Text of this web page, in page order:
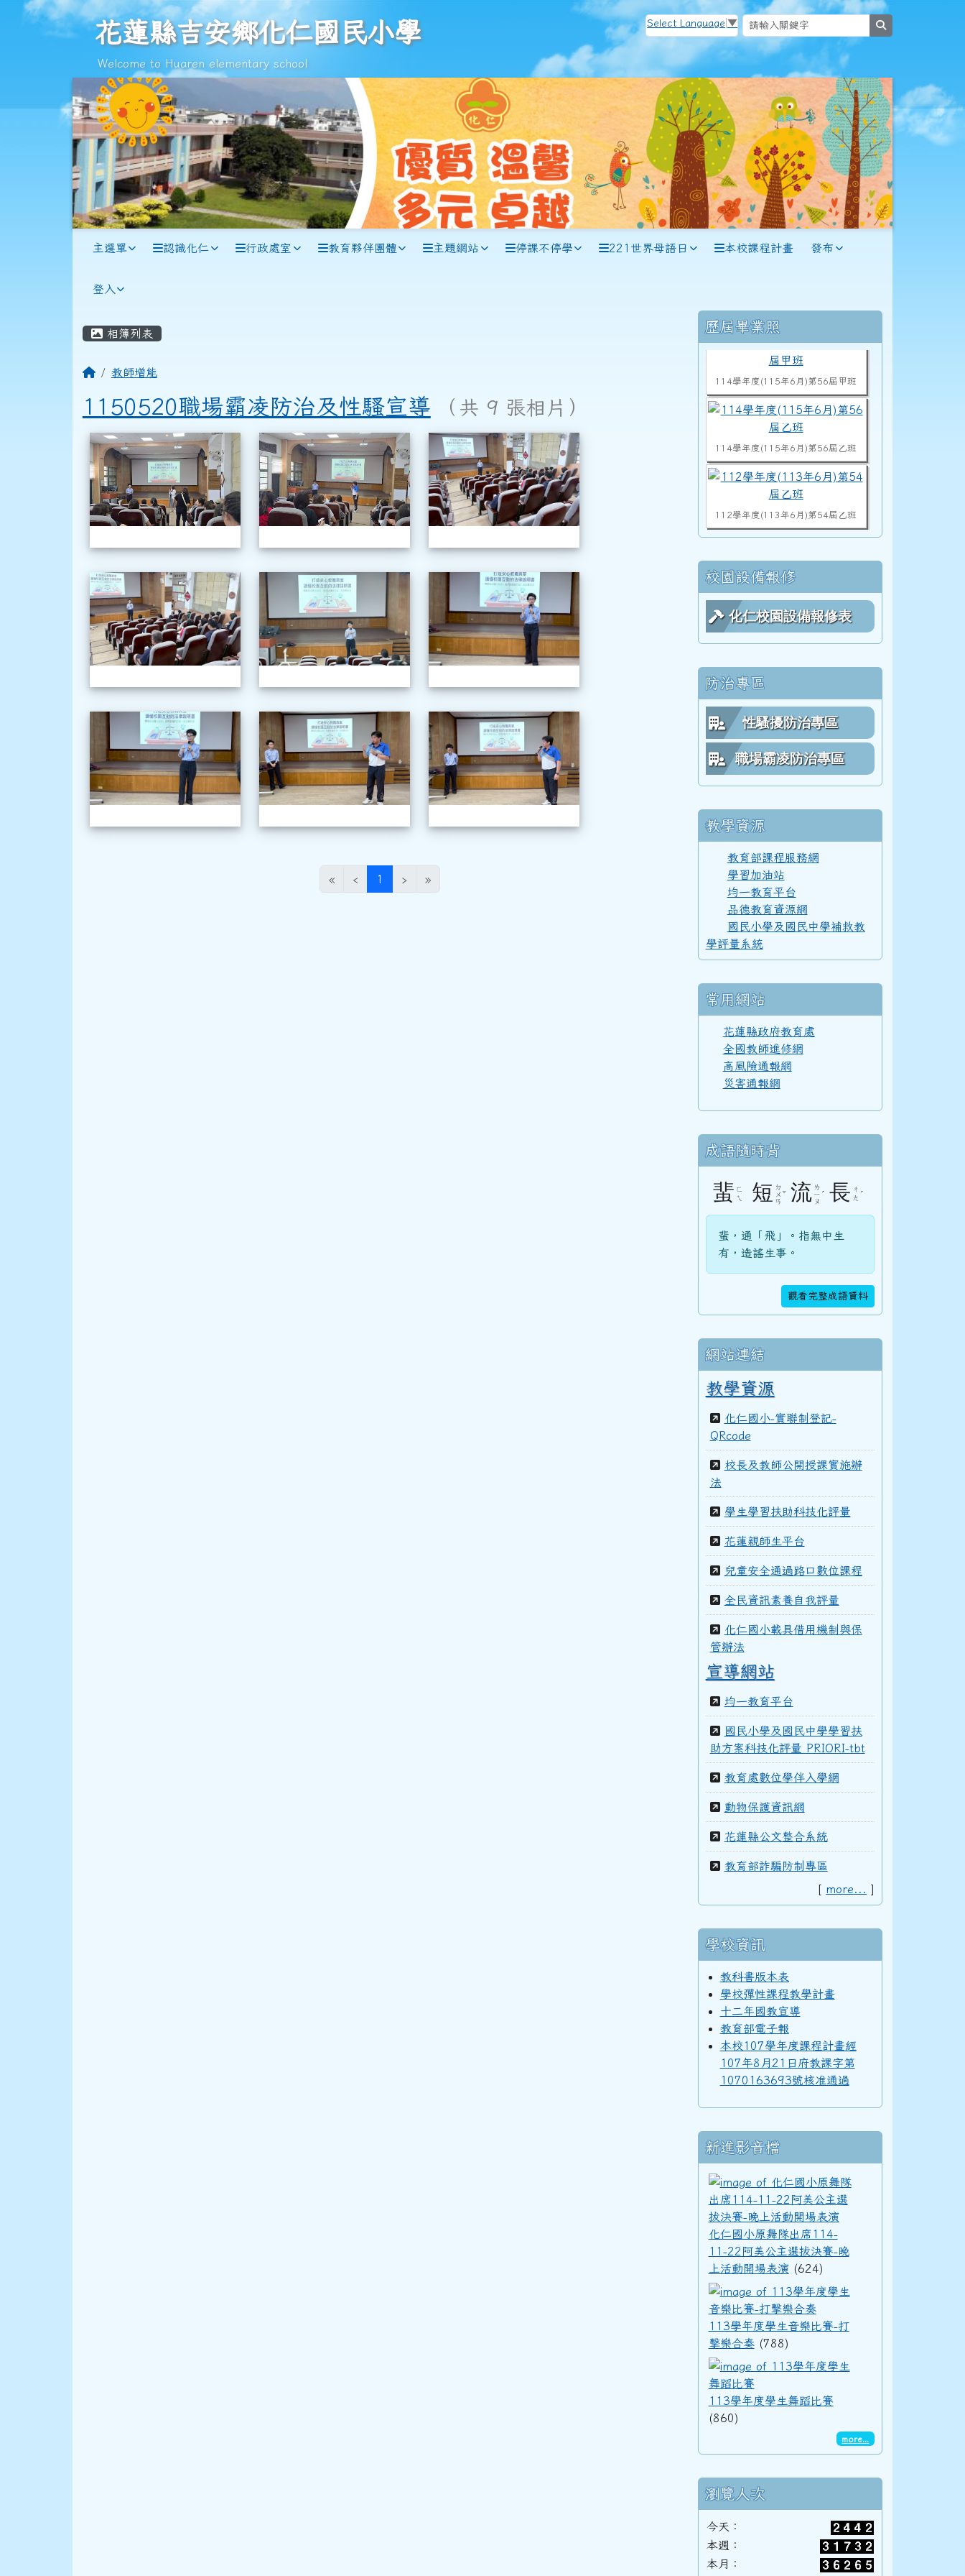
跳至主內容區
花蓮縣吉安鄉化仁國民小學
花蓮縣吉安鄉化仁國民小學
Welcome to Huaren elementary school
Select Language ▼
主選單 認識化仁 行政處室 教育夥伴團體 主題網站 停課不停學 221世界母語日 本校課程計畫 發布
登入
主內容區域
相簿列表
回首頁教師增能
1150520職場霸凌防治及性騷宣導 （共 9 張相片）
相簿列表 1150520職場霸凌防治及性騷宣導 1150520職場霸凌防治及性騷宣導1150520職場霸凌防治及性騷宣導
1150520職場霸凌防治及性騷宣導 1150520職場霸凌防治及性騷宣導 1150520職場霸凌防治及性騷宣導
1150520職場霸凌防治及性騷宣導 1150520職場霸凌防治及性騷宣導 1150520職場霸凌防治及性騷宣導
« ‹ 1 (目前頁次)
› »
右邊區域內容
歷屆畢業照
114學年度(115年6月)第56屆甲班
114學年度(115年6月)第56屆乙班
112學年度(113年6月)第54屆乙班
112學年度(113年6月)第54屆甲班
113學度(114年6月)第55屆教師
111學年度(112年6月)第53屆乙班
111學年度(112年6月)第53屆甲班
111學年度(112年6月)第53屆教師
110學年度(111年6月)第52屆乙班
110學年度(111年6月)第52屆甲班
107學年度(108年6月)第49屆教師
106學年度(107年6月)第48屆教師
105學年度(106年6月)第47屆教師
104學年度(105年6月)第46屆教師
103學年度(104年6月)第45屆教師
100學年度(101年6月)第41屆乙班
100學年度(101年6月)第41屆甲班
99學年度(100年6月)第40屆丁班
99學年度(100年6月)第40屆丙班
99學年度(100年6月)第40屆乙班
99學年度(100年6月)第40屆甲班
97學年度(98年6月)第39屆乙班
96學年度(97年6月)第38屆乙班
94學年度(95年6月)第36屆教師
92學年度(93年6月)第34屆丁班
92學年度(93年6月)第34屆丙班
92學年度(93年6月)第34屆乙班
92學年度(93年6月)第34屆甲班
91學年度(92年6月)第33屆丁班
校園設備報修
化仁校園設備報修表
防治專區
性騷擾防治專區
職場霸凌防治專區
教學資源
教育部課程服務網
學習加油站
均一教育平台
品德教育資源網
國民小學及國民中學補救教
學評量系統
常用網站
花蓮縣政府教育處
全國教師進修網
高風險通報網
災害通報網
成語隨時背
蜚 ㄈ
ㄟ
短 ㄉ
ㄨ
ㄢ
ˇ 流 ㄌ
ㄧ
ㄡ
ˊ 長 ㄔ
ㄤ ˊ
蜚，通「飛」。指無中生
有，造謠生事。
觀看完整成語資料
網站連結
教學資源
化仁國小-實聯制登記-
QRcode
校長及教師公開授課實施辦
法
學生學習扶助科技化評量
花蓮親師生平台
兒童安全通過路口數位課程
全民資訊素養自我評量
化仁國小載具借用機制與保
管辦法
宣導網站
均一教育平台
國民小學及國民中學學習扶
助方案科技化評量 PRIORI-tbt
教育處數位學伴入學網
動物保護資訊網
花蓮縣公文整合系統
教育部詐騙防制專區
[ more... ]
學校資訊
教科書版本表
學校彈性課程教學計畫
十二年國教宣導
教育部電子報
本校107學年度課程計畫經
107年8月21日府教課字第
1070163693號核准通過
新進影音檔
化仁國小原舞隊出席114-
11-22阿美公主選拔決賽-晚
上活動開場表演(624)
113學年度學生音樂比賽-打
擊樂合奏(788)
113學年度學生舞蹈比賽
(860)
more...
瀏覽人次
今天：
本週：
本月：
頁尾區域